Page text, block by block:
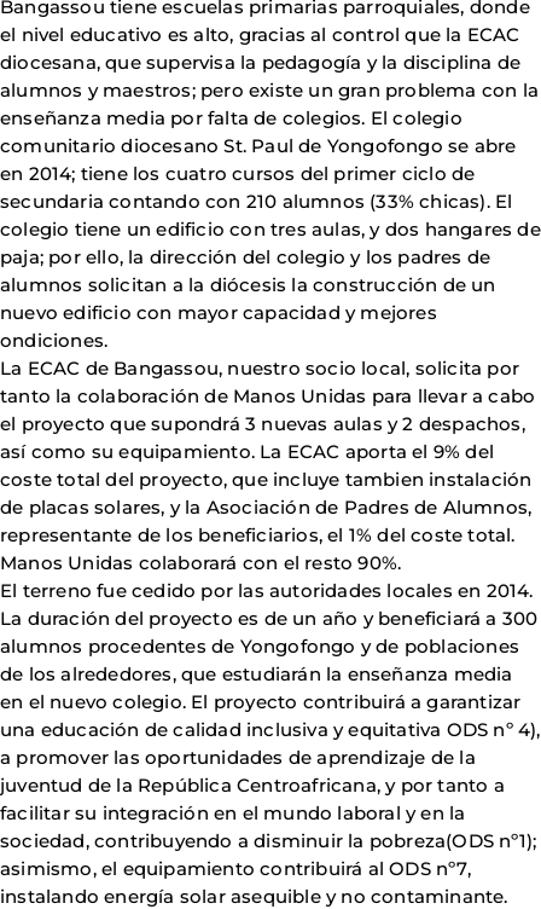
Bangassou tiene escuelas primarias parroquiales, donde
el nivel educativo es alto, gracias al control que la ECAC
diocesana, que supervisa la pedagogía y la disciplina de
alumnos y maestros; pero existe un gran problema con la
enseñanza media por falta de colegios. El colegio
comunitario diocesano St. Paul de Yongofongo se abre
en 2014; tiene los cuatro cursos del primer ciclo de
secundaria contando con 210 alumnos (33% chicas). El
colegio tiene un edificio con tres aulas, y dos hangares de
paja; por ello, la dirección del colegio y los padres de
alumnos solicitan a la diócesis la construcción de un
nuevo edificio con mayor capacidad y mejores
ondiciones.
La ECAC de Bangassou, nuestro socio local, solicita por
tanto la colaboración de Manos Unidas para llevar a cabo
el proyecto que supondrá 3 nuevas aulas y 2 despachos,
así como su equipamiento. La ECAC aporta el 9% del
coste total del proyecto, que incluye tambien instalación
de placas solares, y la Asociación de Padres de Alumnos,
representante de los beneficiarios, el 1% del coste total.
Manos Unidas colaborará con el resto 90%.
El terreno fue cedido por las autoridades locales en 2014.
La duración del proyecto es de un año y beneficiará a 300
alumnos procedentes de Yongofongo y de poblaciones
de los alrededores, que estudiarán la enseñanza media
en el nuevo colegio. El proyecto contribuirá a garantizar
una educación de calidad inclusiva y equitativa ODS nº 4),
a promover las oportunidades de aprendizaje de la
juventud de la República Centroafricana, y por tanto a
facilitar su integración en el mundo laboral y en la
sociedad, contribuyendo a disminuir la pobreza(ODS nº1);
asimismo, el equipamiento contribuirá al ODS nº7,
instalando energía solar asequible y no contaminante.